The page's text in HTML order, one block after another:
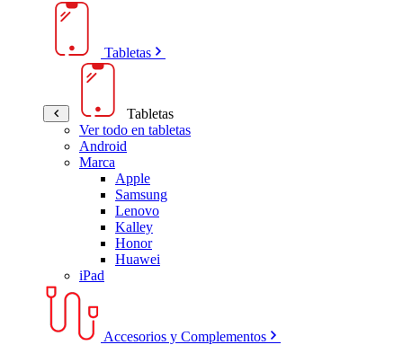
Tabletas
Tabletas
Ver todo en tabletas
Android
Marca
Apple
Samsung
Lenovo
Kalley
Honor
Huawei
iPad
Accesorios y Complementos